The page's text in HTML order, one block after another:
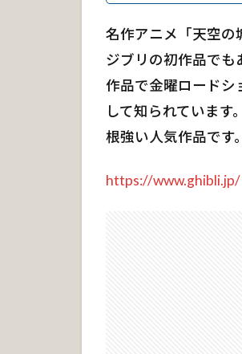
ピ
ュ
1
天
空
ラ
名作アニメ「天空の
ジブリの初作品でも
作品で金曜ロードシ
して知られていま
根強い人気作品です
https://www.ghibli.jp/